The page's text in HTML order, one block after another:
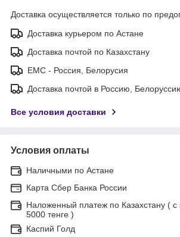
Доставка осуществляется только по
Доставка курьером по Астане
Доставка почтой по Казахстану
ЕМС - Россия, Белорусия
Доставка почтой в Россию,
Все условия доставки
Условия оплаты
Наличными по Астане
Карта Сбер Банка России
Наложенный платеж по Казахстану ( с
5000 тенге )
Каспий Голд